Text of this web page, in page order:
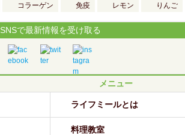
コラーゲン 免疫 レモン りんご
SNSで最新情報を受け取る
メニュー
ライフミールとは
料理教室